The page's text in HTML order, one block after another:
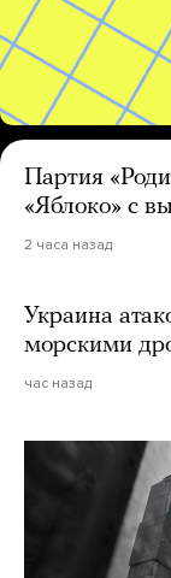
Партия
«Яблоко» с
2 часа назад
Украина
морскими
час назад